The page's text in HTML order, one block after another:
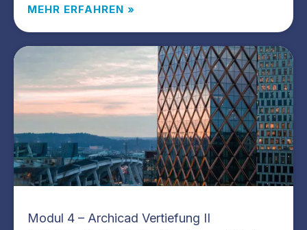
MEHR ERFAHREN »
Modul 4 – Archicad Vertiefung II